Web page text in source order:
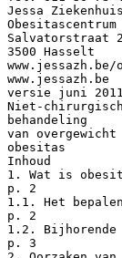
Jessa
Obesitascentrum
Salvatorstraat
3500 Hasselt
www.jessazh.be
versie juni
Niet-
behandeling
van overgewicht
obesitas
Inhoud
1. Wat is
p. 2
1.1. Het
p. 2
1.2. Bijhorende
p. 3